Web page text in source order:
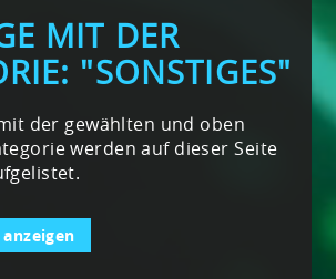
MIT DER
"SONSTIGES"
der gewählten und oben
werden auf dieser Seite